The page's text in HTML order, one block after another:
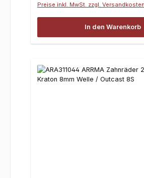
Preise inkl. MwSt. zzgl. Versandkosten
In den Warenkorb